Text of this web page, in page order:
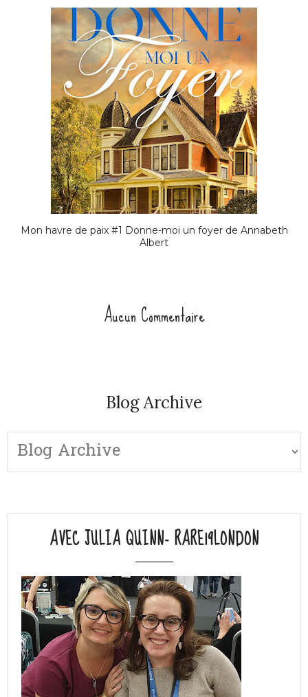
Mon havre de paix #1 Donne-moi un foyer de Annabeth
Albert
Aucun Commentaire
Blog Archive
AVEC JULIA QUINN- RARE19LONDON